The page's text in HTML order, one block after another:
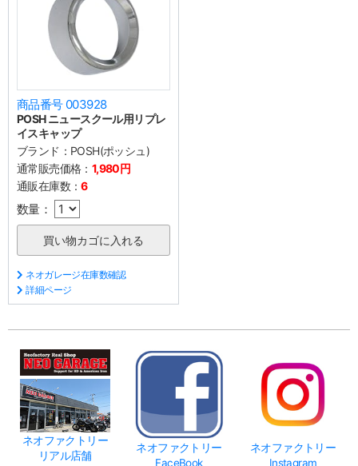
商品番号 003928
POSH ニュースクール用リプレ
イスキャップ
ブランド： POSH(ポッシュ)
通常販売価格： 1,980円
通販在庫数：6
数量：
ネオガレージ在庫数確認
詳細ページ
ネオファクトリー
リアル店舗
ネオファクトリー
FaceBook
ネオファクトリー
Instagram